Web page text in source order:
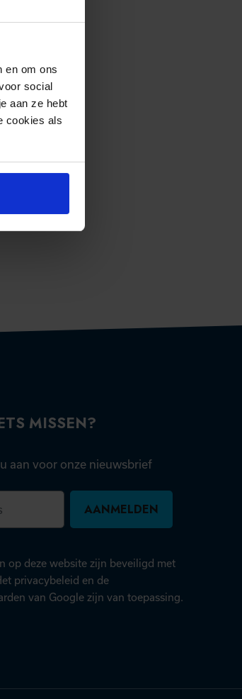
en om ons
social
aan ze hebt
cookies als
MISSEN?
aan voor onze nieuwsbrief
op deze website zijn beveiligd met
privacybeleid(opent in nieuw tabblad)
en de
(opent in nieuw tabblad)
van Google zijn van toepassing.